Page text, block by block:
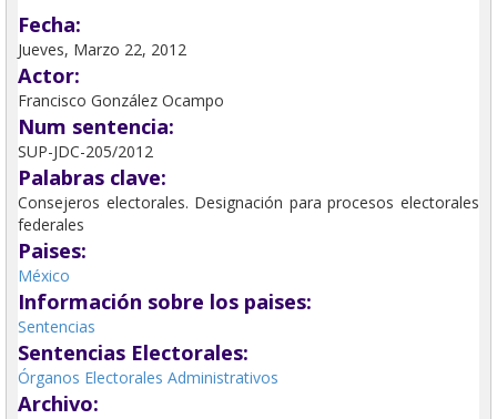
Fecha:
Jueves, Marzo 22, 2012
Actor:
Francisco González Ocampo
Num sentencia:
SUP-JDC-205/2012
Palabras clave:
Consejeros electorales. Designación para procesos electorales
federales
Paises:
México
Información sobre los paises:
Sentencias
Sentencias Electorales:
Órganos Electorales Administrativos
Archivo: